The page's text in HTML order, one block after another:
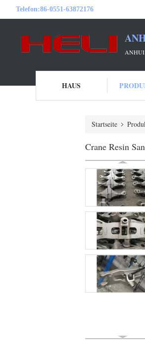
Telefon:86-0551-63872176
ANHUI
HAUS
Startseite
Crane Resin